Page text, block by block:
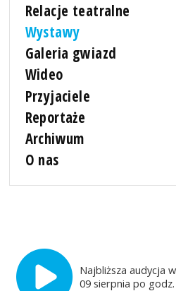
Relacje teatralne
Wystawy
Galeria gwiazd
Wideo
Przyjaciele
Reportaże
Archiwum
O nas
Najbliższa audycja
09 sierpnia po